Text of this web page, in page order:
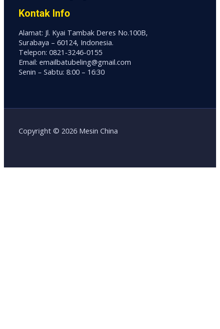
Kontak Info
Alamat: Jl. Kyai Tambak Deres No.100B,
Surabaya – 60124, Indonesia.
Telepon: 0821-3246-0155
Email: emailbatubeling@gmail.com
Senin – Sabtu: 8:00 – 16:30
Copyright © 2026 Mesin China